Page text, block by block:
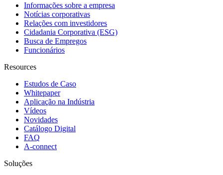
Informações sobre a empresa
Notícias corporativas
Relações com investidores
Cidadania Corporativa (ESG)
Busca de Empregos
Funcionários
Resources
Estudos de Caso
Whitepaper
Aplicação na Indústria
Vídeos
Novidades
Catálogo Digital
FAQ
A-connect
Soluções